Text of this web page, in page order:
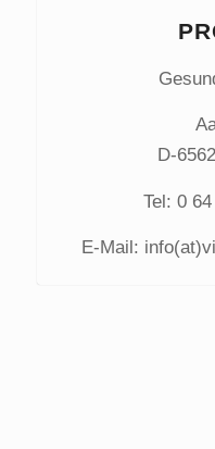
D-
Tel: 0
E-Mail: